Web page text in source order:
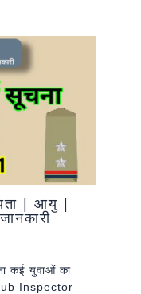
| आयु |
कई युवाओं का
Inspector –